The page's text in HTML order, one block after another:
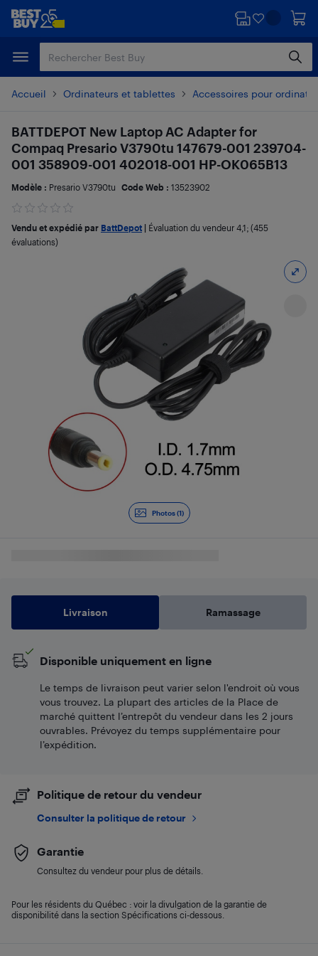
Passer
principal
Passer
Accueil Ordinateurs et tablettes Accessoires pour
Photos (1)
BATTDEPOT New Laptop AC Adapter for
Compaq Presario V3790tu 147679-001 239704-
001 358909-001 402018-001 HP-OK065B13
Modèle : Presario V3790tu Code Web : 13523902
Vendu et expédié par BattDepot Évaluation du vendeur 4,1; (455
évaluations)
Livraison Ramassage
Disponible uniquement en ligne
Le temps de livraison peut varier selon l'endroit où vous
vous trouvez. La plupart des articles de la Place de
marché quittent l’entrepôt du vendeur dans les 2 jours
ouvrables. Prévoyez du temps supplémentaire pour
l’expédition.
Politique de retour du vendeur
Consulter la politique de retour
Garantie
Consultez du vendeur pour plus de détails.
Pour les résidents du Québec : voir la divulgation de la garantie de
disponibilité dans la section Spécifications ci-dessous.